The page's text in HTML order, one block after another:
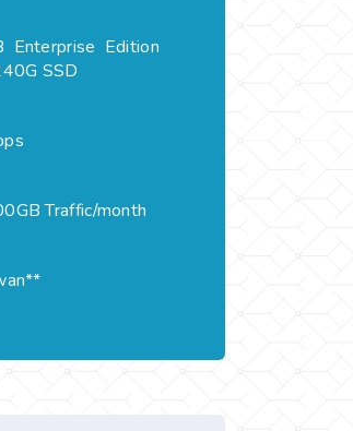
Enterprise Edition
SSD
Traffic/month